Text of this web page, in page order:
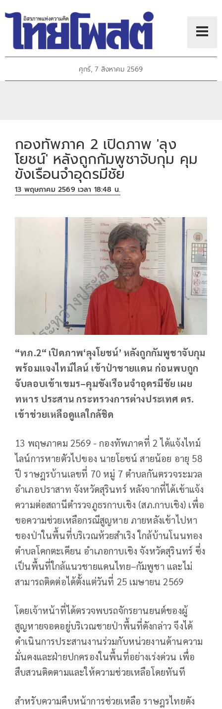
ศุกร์, 7 สิงหาคม 2569
กองทัพภาค 2 เปิดภาพ 'ลุง
โยชน์' หลังถูกกัมพูชาจับกุม คุม
ขังเรือนจำอุดรมีชัย
13 พฤษภาคม 2569 เวลา 18:48 น.
“ทภ.2“ เปิดภาพ‘ลุงโยชน์’ หลังถูกกัมพูชาจับกุม
พร้อมแจงไทม์ไลน์ เข้าป่าชายแดน ก่อนพบถูก
จับลอบเข้าเขมร–คุมขังเรือนจำอุดรมีชัย เผย
ทหาร ประสาน กระทรวงการต่างประเทศ ตร.
เข้าช่วยเหลือดูแลใกล้ชิด
13 พฤษภาคม 2569 - กองทัพภาคที่ 2 ได้แจ้งไทม์
ไลน์การหายตัวไปของ นายโยชน์ สายน้อย อายุ 58
ปี ราษฎรบ้านเลขที่ 70 หมู่ 7 ตำบลกันตรวจระมวล
อำเภอปราสาท จังหวัดสุรินทร์ หลังจากที่ได้เข้าแจ้ง
ความต่อสถานีตำรวจภูธรกาบเชิง (สภ.กาบเชิง) เพื่อ
ขอความช่วยเหลือกรณีสูญหาย ภายหลังเข้าไปหา
ของป่าในพื้นที่บริเวณห้วยสำเริง ใกล้บ้านโนนทอง
ตำบลโคกตะเคียน อำเภอกาบเชิง จังหวัดสุรินทร์ ซึ่ง
เป็นพื้นที่ใกล้แนวชายแดนไทย–กัมพูชา และไม่
สามารถติดต่อได้ตั้งแต่วันที่ 25 เมษายน 2569
โดยเจ้าหน้าที่ได้ตรวจพบรถจักรยานยนต์ของผู้
สูญหายจอดอยู่บริเวณชายป่าพื้นที่ดังกล่าว จึงได้
ดำเนินการประสานงานร่วมกับหน่วยงานด้านความ
มั่นคงและฝ่ายปกครองในพื้นที่อย่างเร่งด่วน เพื่อ
สืบสวนติดตามและให้ความช่วยเหลือโดยทันที
สำหรับความคืบหน้าการช่วยเหลือ ราษฎรไทยดัง